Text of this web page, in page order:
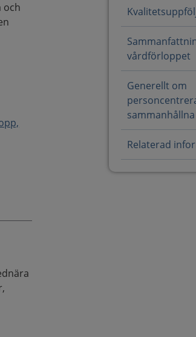
och
vårdförloppet
Generellt om
Relaterad